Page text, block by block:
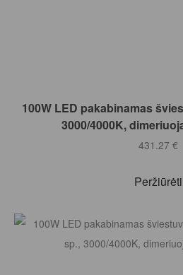
Į
100W LED pakabinamas
3000/4000K,
431.27 €
Peržiūrėti